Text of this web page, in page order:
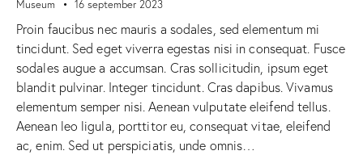
Museum 16 september 2023
Proin faucibus nec mauris a sodales, sed elementum mi
tincidunt. Sed eget viverra egestas nisi in consequat. Fusce
sodales augue a accumsan. Cras sollicitudin, ipsum eget
blandit pulvinar. Integer tincidunt. Cras dapibus. Vivamus
elementum semper nisi. Aenean vulputate eleifend tellus.
Aenean leo ligula, porttitor eu, consequat vitae, eleifend
ac, enim. Sed ut perspiciatis, unde omnis…